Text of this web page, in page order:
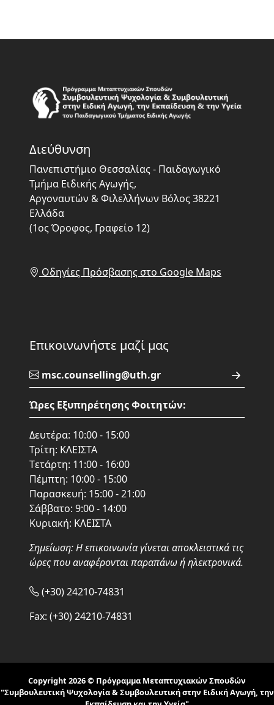
Διεύθυνση
Πανεπιστήμιο Θεσσαλίας - Παιδαγωγικό
Τμήμα Ειδικής Αγωγής,
Αργοναυτών & Φιλελλήνων Βόλος 38221
Ελλάδα
(1ος Όροφος, Γραφείο 12)
Οδηγίες Πρόσβασης στο Google Maps
Επικοινωνήστε μαζί μας
msc.counselling@uth.gr
Ώρες Εξυπηρέτησης Φοιτητών:
Δευτέρα: 10:00 - 15:00
Τρίτη: KΛΕΙΣΤΑ
Tετάρτη: 11:00 - 16:00
Πέμπτη: 10:00 - 15:00
Παρασκευή: 15:00 - 21:00
Σάββατο: 9:00 - 14:00
Kυριακή: KΛΕΙΣΤΑ
Σημείωση: Η επικοινωνία γίνεται αποκλειστικά τις
ώρες που αναφέρονται παραπάνω ή ηλεκτρονικά.
(+30) 24210-74831
Fax: (+30) 24210-74831
Copyright 2026 © Πρόγραμμα Μεταπτυχιακών Σπουδών
"Συμβουλευτική Ψυχολογία & Συμβουλευτική στην Ειδική Αγωγή, την